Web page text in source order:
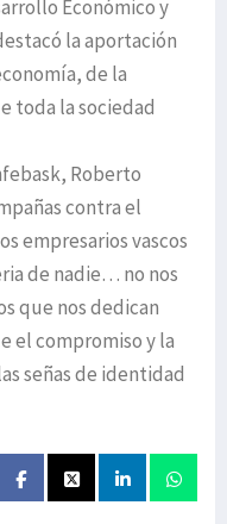
Económico y
la aportación
de la
toda la sociedad
Roberto
contra el
empresarios vascos
de nadie… no nos
que nos dedican
el compromiso y la
señas de identidad